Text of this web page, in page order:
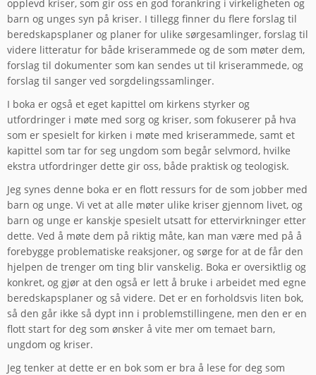
opplevd kriser, som gir oss en god forankring i virkeligheten og
barn og unges syn på kriser. I tillegg finner du flere forslag til
beredskapsplaner og planer for ulike sørgesamlinger, forslag til
videre litteratur for både kriserammede og de som møter dem,
forslag til dokumenter som kan sendes ut til kriserammede, og
forslag til sanger ved sorgdelingssamlinger.
I boka er også et eget kapittel om kirkens styrker og
utfordringer i møte med sorg og kriser, som fokuserer på hva
som er spesielt for kirken i møte med kriserammede, samt et
kapittel som tar for seg ungdom som begår selvmord, hvilke
ekstra utfordringer dette gir oss, både praktisk og teologisk.
Jeg synes denne boka er en flott ressurs for de som jobber med
barn og unge. Vi vet at alle møter ulike kriser gjennom livet, og
barn og unge er kanskje spesielt utsatt for ettervirkninger etter
dette. Ved å møte dem på riktig måte, kan man være med på å
forebygge problematiske reaksjoner, og sørge for at de får den
hjelpen de trenger om ting blir vanskelig. Boka er oversiktlig og
konkret, og gjør at den også er lett å bruke i arbeidet med egne
beredskapsplaner og så videre. Det er en forholdsvis liten bok,
så den går ikke så dypt inn i problemstillingene, men den er en
flott start for deg som ønsker å vite mer om temaet barn,
ungdom og kriser.
Jeg tenker at dette er en bok som er bra å lese for deg som